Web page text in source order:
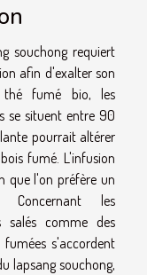
souchong requiert
afin d'exalter son
thé fumé bio, les
se situent entre 90
pourrait altérer
fumé. L'infusion
que l'on préfère un
les
salés comme des
s'accordent
lapsang souchong,